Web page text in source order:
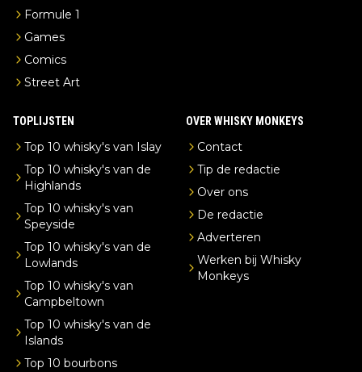
Formule 1
Games
Comics
Street Art
TOPLIJSTEN
Top 10 whisky's van Islay
Top 10 whisky's van de
Highlands
Top 10 whisky's van
Speyside
Top 10 whisky's van de
Lowlands
Top 10 whisky's van
Campbeltown
Top 10 whisky's van de
Islands
Top 10 bourbons
OVER WHISKY MONKEYS
Contact
Tip de redactie
Over ons
De redactie
Adverteren
Werken bij Whisky
Monkeys